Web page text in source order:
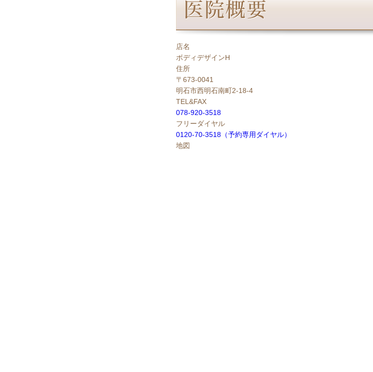
店名
ボディデザインH
住所
〒673-0041
明石市西明石南町2-18-4
TEL&FAX
078-920-3518
フリーダイヤル
0120-70-3518（予約専用ダイヤル）
地図